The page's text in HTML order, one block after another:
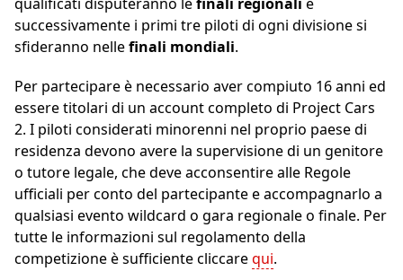
successivamente i primi tre piloti di ogni divisione si
sfideranno nellefinali mondiali.
Per partecipare è necessario aver compiuto 16 anni ed
essere titolari di un account completo di Project Cars
2. I piloti considerati minorenni nel proprio paese di
residenza devono avere la supervisione di un genitore
o tutore legale, che deve acconsentire alle Regole
ufficiali per conto del partecipante e accompagnarlo a
qualsiasi evento wildcard o gara regionale o finale. Per
tutte le informazioni sul regolamento della
competizione è sufficiente cliccarequi.